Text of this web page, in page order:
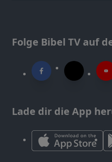
Folge Bibel TV auf
Lade dir die App